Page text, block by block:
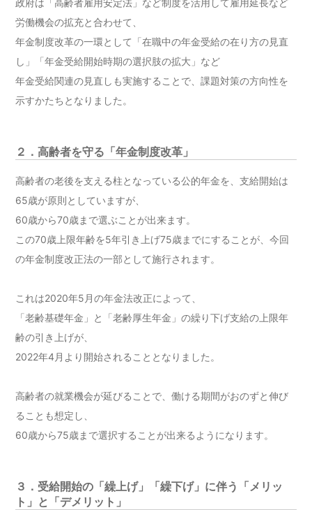
政府は「高齢者雇用安定法」など制度を活用して雇用延長など
労働機会の拡充と合わせて、
年金制度改革の一環として「在職中の年金受給の在り方の見直
し」「年金受給開始時期の選択肢の拡大」など
年金受給関連の見直しも実施することで、課題対策の方向性を
示すかたちとなりました。
２．高齢者を守る「年金制度改革」
高齢者の老後を支える柱となっている公的年金を、支給開始は
65歳が原則としていますが、
60歳から70歳まで選ぶことが出来ます。
この70歳上限年齢を5年引き上げ75歳までにすることが、今回
の年金制度改正法の一部として施行されます。
これは2020年5月の年金法改正によって、
「老齢基礎年金」と「老齢厚生年金」の繰り下げ支給の上限年
齢の引き上げが、
2022年4月より開始されることとなりました。
高齢者の就業機会が延びることで、働ける期間がおのずと伸び
ることも想定し、
60歳から75歳まで選択することが出来るようになります。
３．受給開始の「繰上げ」「繰下げ」に伴う「メリッ
ト」と「デメリット」